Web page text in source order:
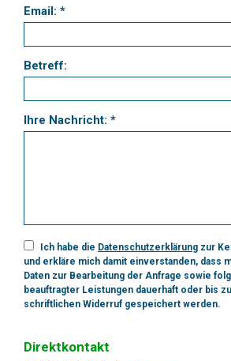
Email: *
Betreff:
Ihre Nachricht: *
Ich habe die Datenschutzerklärung zur
und erkläre mich damit einverstanden, dass
Daten zur Bearbeitung der Anfrage sowie
beauftragter Leistungen dauerhaft oder bis
schriftlichen Widerruf gespeichert werden.
Direktkontakt